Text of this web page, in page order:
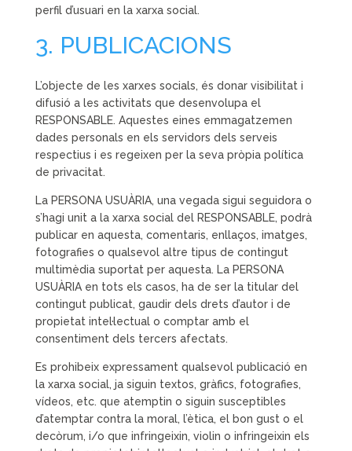
perfil d’usuari en la xarxa social.
3. PUBLICACIONS
L’objecte de les xarxes socials, és donar visibilitat i
difusió a les activitats que desenvolupa el
RESPONSABLE. Aquestes eines emmagatzemen
dades personals en els servidors dels serveis
respectius i es regeixen per la seva pròpia política
de privacitat.
La PERSONA USUÀRIA, una vegada sigui seguidora o
s’hagi unit a la xarxa social del RESPONSABLE, podrà
publicar en aquesta, comentaris, enllaços, imatges,
fotografies o qualsevol altre tipus de contingut
multimèdia suportat per aquesta. La PERSONA
USUÀRIA en tots els casos, ha de ser la titular del
contingut publicat, gaudir dels drets d’autor i de
propietat intel·lectual o comptar amb el
consentiment dels tercers afectats.
Es prohibeix expressament qualsevol publicació en
la xarxa social, ja siguin textos, gràfics, fotografies,
vídeos, etc. que atemptin o siguin susceptibles
d’atemptar contra la moral, l’ètica, el bon gust o el
decòrum, i/o que infringeixin, violin o infringeixin els